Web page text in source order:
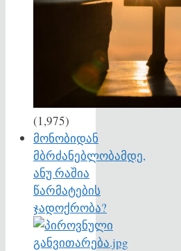
(1,975)
მონობიდან
მბრძანებლობამდე,
ანუ რაშია
წარმატების
ჯადოქრობა?